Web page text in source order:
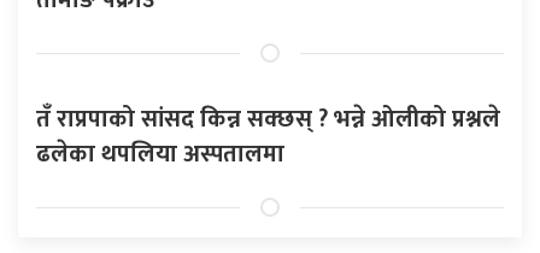
तँ राप्रपाको सांसद किन्न सक्छस् ? भन्ने ओलीको प्रश्नले
ढलेका थपलिया अस्पतालमा